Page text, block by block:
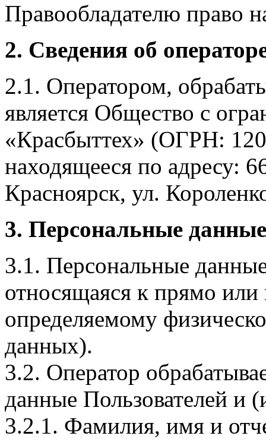
Правообладателю право
2. Сведения об
2.1. Оператором,
является Общество с
«Красбыттех» (ОГРН:
находящееся по адресу:
Красноярск, ул.
3. Персональные
3.1. Персональные
относящаяся к прямо
определяемому
данных).
3.2. Оператор
данные Пользователей и
3.2.1. Фамилия, имя и